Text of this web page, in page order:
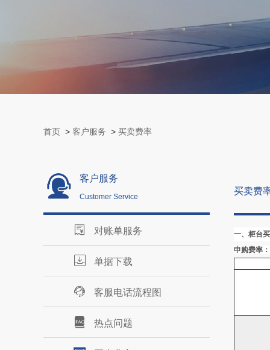
首页 > 客户服务 > 买卖费率
客户服务
Customer Service
对账单服务
单据下载
客服电话流程图
热点问题
买卖费
一、柜台
申购费率：